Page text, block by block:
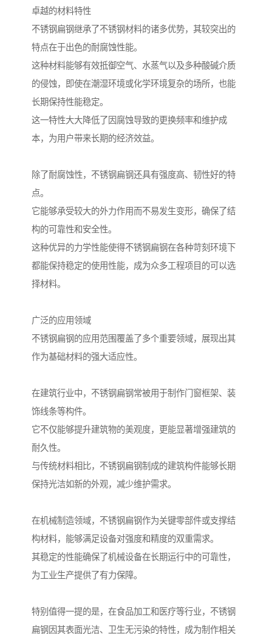
卓越的材料特性
不锈钢扁钢继承了不锈钢材料的诸多优势，其较突出的
特点在于出色的耐腐蚀性能。
这种材料能够有效抵御空气、水蒸气以及多种酸碱介质
的侵蚀，即使在潮湿环境或化学环境复杂的场所，也能
长期保持性能稳定。
这一特性大大降低了因腐蚀导致的更换频率和维护成
本，为用户带来长期的经济效益。
除了耐腐蚀性，不锈钢扁钢还具有强度高、韧性好的特
点。
它能够承受较大的外力作用而不易发生变形，确保了结
构的可靠性和安全性。
这种优异的力学性能使得不锈钢扁钢在各种苛刻环境下
都能保持稳定的使用性能，成为众多工程项目的可以选
择材料。
广泛的应用领域
不锈钢扁钢的应用范围覆盖了多个重要领域，展现出其
作为基础材料的强大适应性。
在建筑行业中，不锈钢扁钢常被用于制作门窗框架、装
饰线条等构件。
它不仅能够提升建筑物的美观度，更能显著增强建筑的
耐久性。
与传统材料相比，不锈钢扁钢制成的建筑构件能够长期
保持光洁如新的外观，减少维护需求。
在机械制造领域，不锈钢扁钢作为关键零部件或支撑结
构材料，能够满足设备对强度和精度的双重需求。
其稳定的性能确保了机械设备在长期运行中的可靠性，
为工业生产提供了有力保障。
特别值得一提的是，在食品加工和医疗等行业，不锈钢
扁钢因其表面光洁、卫生无污染的特性，成为制作相关